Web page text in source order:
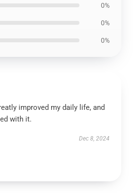
0%
0%
0%
improved my daily life, and
with it.
Dec 8, 2024